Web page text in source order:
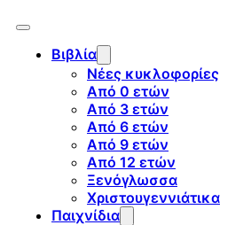
Βιβλία
Νέες κυκλοφορίες
Από 0 ετών
Από 3 ετών
Από 6 ετών
Από 9 ετών
Από 12 ετών
Ξενόγλωσσα
Χριστουγεννιάτικα
Παιχνίδια